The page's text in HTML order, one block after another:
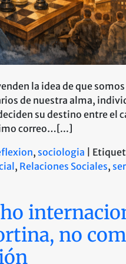
la idea de que somos
de nuestra alma,
su destino entre el
correo…[...]
, sociologia
, Relaciones Sociales,
no